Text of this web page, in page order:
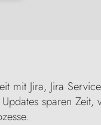
mit Jira, Jira
sparen